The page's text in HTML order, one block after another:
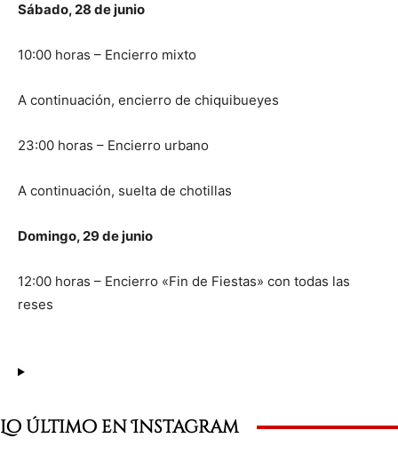
Sábado, 28 de junio
10:00 horas – Encierro mixto
A continuación, encierro de chiquibueyes
23:00 horas – Encierro urbano
A continuación, suelta de chotillas
Domingo, 29 de junio
12:00 horas – Encierro «Fin de Fiestas» con todas las
reses
Lo último en Instagram